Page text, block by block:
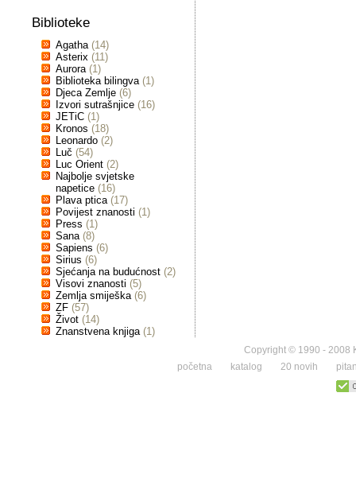
Biblioteke
Agatha (14)
Asterix (11)
Aurora (1)
Biblioteka bilingva (1)
Djeca Zemlje (6)
Izvori sutrašnjice (16)
JETiC (1)
Kronos (18)
Leonardo (2)
Luč (54)
Luc Orient (2)
Najbolje svjetske
napetice (16)
Plava ptica (17)
Povijest znanosti (1)
Press (1)
Sana (8)
Sapiens (6)
Sirius (6)
Sjećanja na budućnost (2)
Visovi znanosti (5)
Zemlja smiješka (6)
ZF (57)
Život (14)
Znanstvena knjiga (1)
Copyright © 1990 - 2008
početna
katalog 20 novih